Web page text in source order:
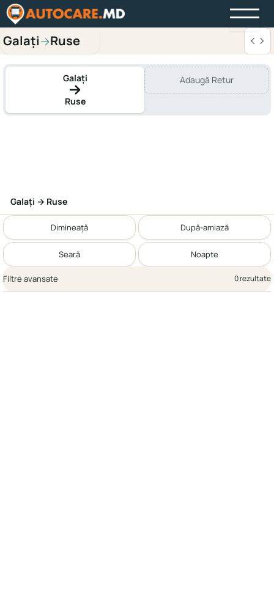
Galaţi→Ruse
Galaţi
Ruse
Adaugă Retur
Galaţi → Ruse
Dimineață După-amiază
Seară Noapte
Filtre avansate 0 rezultate